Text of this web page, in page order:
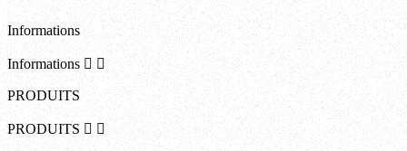
Informations
Informations  
PRODUITS
PRODUITS  